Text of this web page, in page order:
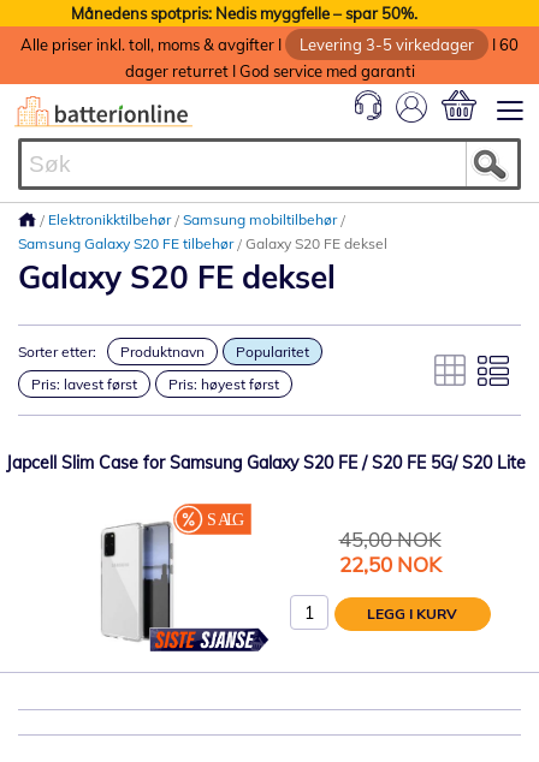
Månedens spotpris: Nedis myggfelle – spar 50%.
Alle priser inkl. toll, moms & avgifter I
Levering 3-5 virkedager
I 60
dager returret I God service med garanti
Elektronikktilbehør Samsung mobiltilbehør
Samsung Galaxy S20 FE tilbehør Galaxy S20 FE deksel
Galaxy S20 FE deksel
Sorter etter: Produktnavn
Popularitet
Pris: lavest først
Pris: høyest først
Japcell Slim Case for Samsung Galaxy S20 FE / S20 FE 5G/ S20 Lite
45,00 NOK
Spesialpris
22,50 NOK
LEGG I KURV